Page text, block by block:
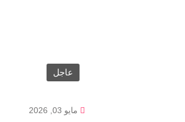
عاجل
مايو 03, 2026